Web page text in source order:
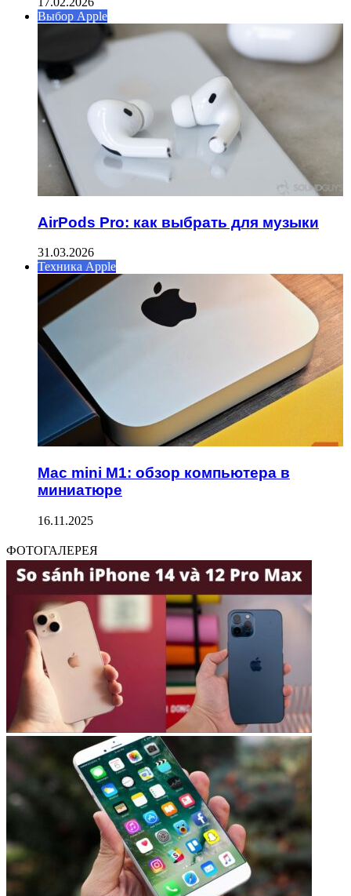
Выбор Apple
AirPods Pro: как выбрать для музыки
31.03.2026
Техника Apple
Mac mini M1: обзор компьютера в
миниатюре
16.11.2025
ФОТОГАЛЕРЕЯ